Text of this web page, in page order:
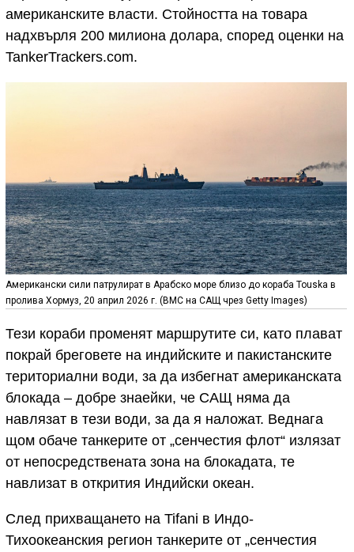
американските власти. Стойността на товара
надхвърля 200 милиона долара, според оценки на
TankerTrackers.com.
Американски сили патрулират в Арабско море близо до кораба Touska в
пролива Хормуз, 20 април 2026 г. (ВМС на САЩ чрез Getty Images)
Тези кораби променят маршрутите си, като плават
покрай бреговете на индийските и пакистанските
териториални води, за да избегнат американската
блокада – добре знаейки, че САЩ няма да
навлязат в тези води, за да я наложат. Веднага
щом обаче танкерите от „сенчестия флот“ излязат
от непосредствената зона на блокадата, те
навлизат в открития Индийски океан.
След прихващането на Tifani в Индо-
Тихоокеанския регион танкерите от „сенчестия